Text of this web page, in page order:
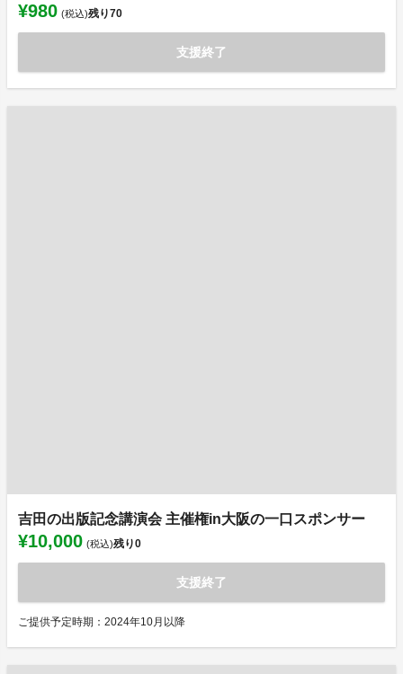
¥980 (税込)残り70
支援終了
吉田の出版記念講演会 主催権in大阪の一口スポンサー
¥10,000 (税込)残り0
支援終了
ご提供予定時期：2024年10月以降